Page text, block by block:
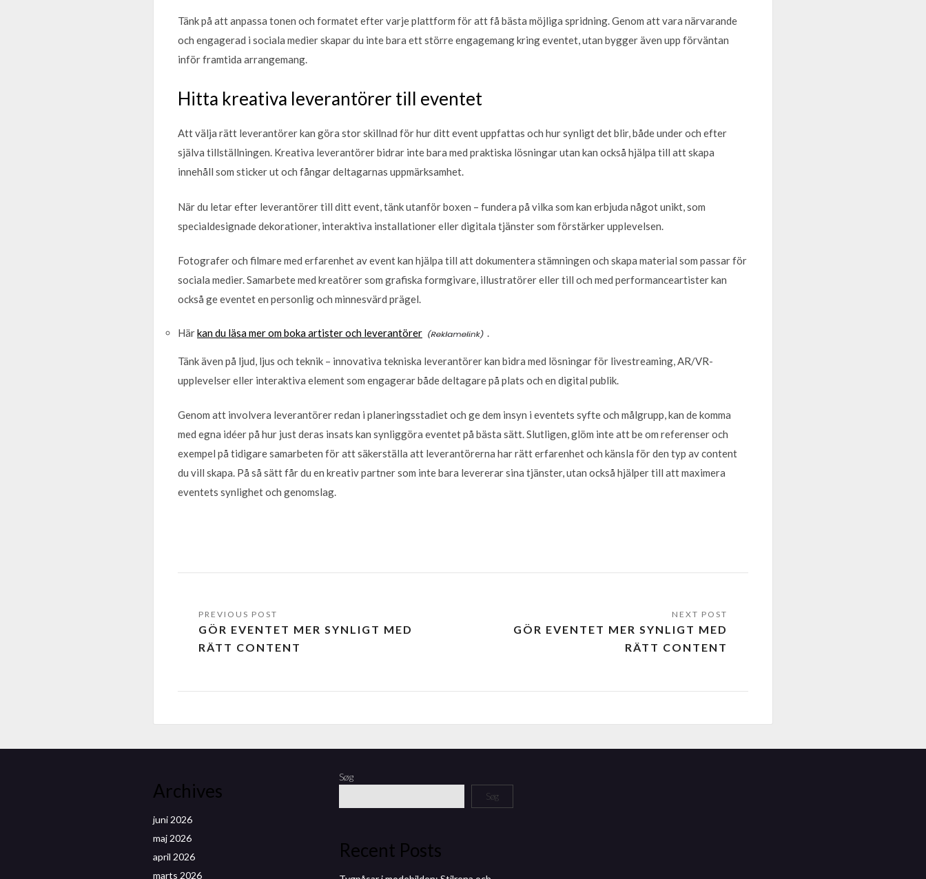
Tänk på att anpassa tonen och formatet efter varje plattform för att få bästa möjliga spridning. Genom att vara närvarande
och engagerad i sociala medier skapar du inte bara ett större engagemang kring eventet, utan bygger även upp förväntan
inför framtida arrangemang.
Hitta kreativa leverantörer till eventet
Att välja rätt leverantörer kan göra stor skillnad för hur ditt event uppfattas och hur synligt det blir, både under och efter
själva tillställningen. Kreativa leverantörer bidrar inte bara med praktiska lösningar utan kan också hjälpa till att skapa
innehåll som sticker ut och fångar deltagarnas uppmärksamhet.
När du letar efter leverantörer till ditt event, tänk utanför boxen – fundera på vilka som kan erbjuda något unikt, som
specialdesignade dekorationer, interaktiva installationer eller digitala tjänster som förstärker upplevelsen.
Fotografer och filmare med erfarenhet av event kan hjälpa till att dokumentera stämningen och skapa material som passar för
sociala medier. Samarbete med kreatörer som grafiska formgivare, illustratörer eller till och med performanceartister kan
också ge eventet en personlig och minnesvärd prägel.
Härkan du läsa mer om boka artister och leverantörer
Tänk även på ljud, ljus och teknik – innovativa tekniska leverantörer kan bidra med lösningar för livestreaming, AR/VR-
upplevelser eller interaktiva element som engagerar både deltagare på plats och en digital publik.
Genom att involvera leverantörer redan i planeringsstadiet och ge dem insyn i eventets syfte och målgrupp, kan de komma
med egna idéer på hur just deras insats kan synliggöra eventet på bästa sätt. Slutligen, glöm inte att be om referenser och
exempel på tidigare samarbeten för att säkerställa att leverantörerna har rätt erfarenhet och känsla för den typ av content
du vill skapa. På så sätt får du en kreativ partner som inte bara levererar sina tjänster, utan också hjälper till att maximera
eventets synlighet och genomslag.
GÖR EVENTET MER SYNLIGT MED
RÄTT CONTENT
GÖR EVENTET MER SYNLIGT MED
RÄTT CONTENT
Archives
juni 2026
maj 2026
april 2026
marts 2026
Søg
Søg
Recent Posts